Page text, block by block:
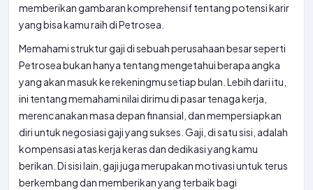
memberikan gambaran komprehensif tentang potensi karir
yang bisa kamu raih di Petrosea.
Memahami struktur gaji di sebuah perusahaan besar seperti
Petrosea bukan hanya tentang mengetahui berapa angka
yang akan masuk ke rekeningmu setiap bulan. Lebih dari itu,
ini tentang memahami nilai dirimu di pasar tenaga kerja,
merencanakan masa depan finansial, dan mempersiapkan
diri untuk negosiasi gaji yang sukses. Gaji, di satu sisi, adalah
kompensasi atas kerja keras dan dedikasi yang kamu
berikan. Di sisi lain, gaji juga merupakan motivasi untuk terus
berkembang dan memberikan yang terbaik bagi